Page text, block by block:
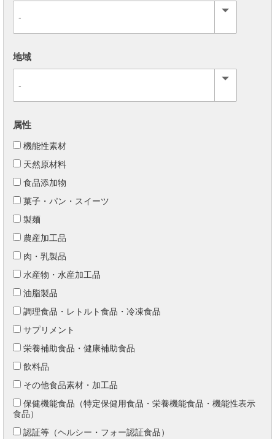
地域
属性
機能性素材
天然原材料
食品添加物
菓子・パン・スイーツ
製麺
農産加工品
肉・乳製品
水産物・水産加工品
油脂製品
調理食品・レトルト食品・冷凍食品
サプリメント
栄養補助食品・健康補助食品
飲料品
その他食品素材・加工品
保健機能食品（特定保健用食品・栄養機能食品・機能性表示
食品）
認証等（ヘルシー・フォー認証食品）